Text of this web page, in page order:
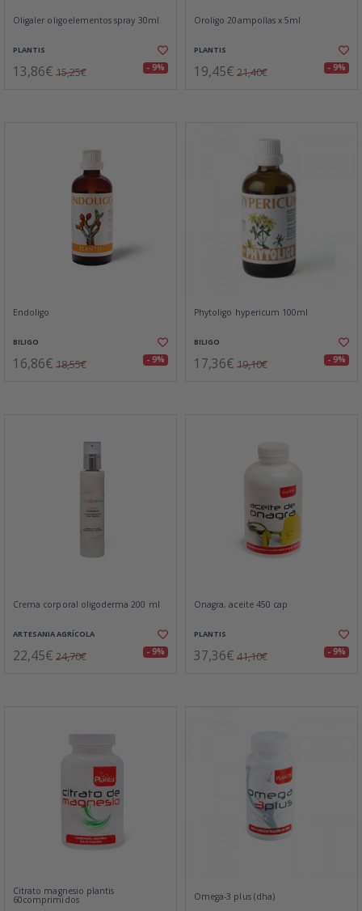
Oligaler oligoelementos spray 30ml
PLANTIS
13,86€ 15,25€ - 9%
Oroligo 20ampollas x 5ml
PLANTIS
19,45€ 21,40€ - 9%
Endoligo
BILIGO
16,86€ 18,55€ - 9%
Phytoligo hypericum 100ml
BILIGO
17,36€ 19,10€ - 9%
Crema corporal oligoderma 200 ml
ARTESANIA AGRÍCOLA
22,45€ 24,70€ - 9%
Onagra, aceite 450 cap
PLANTIS
37,36€ 41,10€ - 9%
Citrato magnesio plantis
60comprimidos Omega-3 plus (dha)